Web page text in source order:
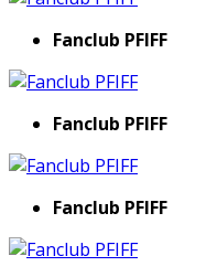
Fanclub PFIFF
Fanclub PFIFF
Fanclub PFIFF